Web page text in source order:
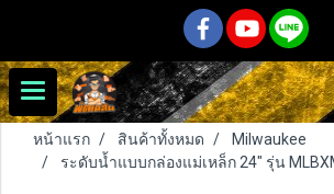
หน้าแรก สินค้าทั้งหมด
Milwaukee
ระดับน้ำแบบกล่องแม่เหล็ก 24" รุ่น